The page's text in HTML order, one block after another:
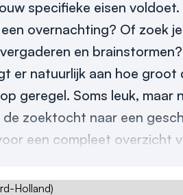
specifieke eisen
overnachting? Of zoek
en
er natuurlijk aan hoe
geregel. Soms leuk,
zoektocht naar een
een compleet overzicht